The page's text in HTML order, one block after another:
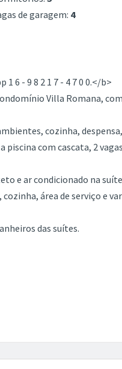
de garagem: 4
6 - 9 8 2 1 7 - 4 7 0 0.</b>
Villa Romana,
cozinha,
com cascata, 2
e ar condicionado na
cozinha, área de serviço e
das suítes.